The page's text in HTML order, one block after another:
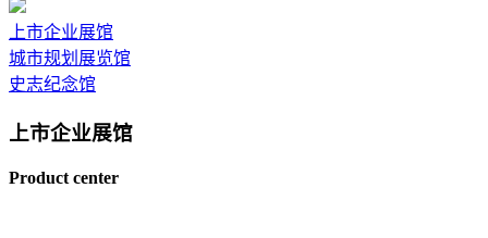
上市企业展馆
城市规划展览馆
史志纪念馆
上市企业展馆
Product center